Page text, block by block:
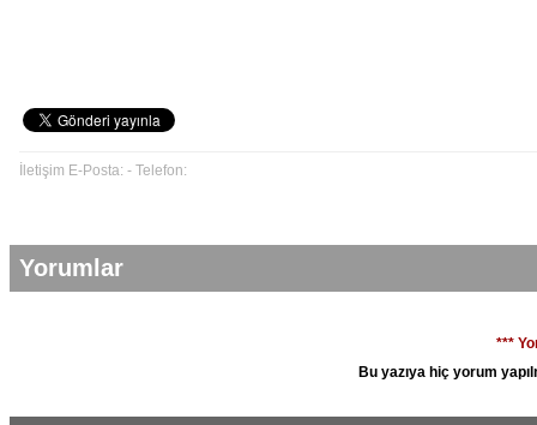
İletişim E-Posta: - Telefon:
Yorumlar
***
Bu yazıya hiç yorum